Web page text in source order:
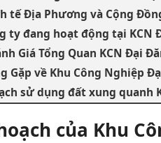
tế Địa Phương và Cộng
ty đang hoạt động tại KCN
Giá Tổng Quan KCN Đại
Gặp về Khu Công Nghiệp
sử dụng đất xung quanh
của Khu